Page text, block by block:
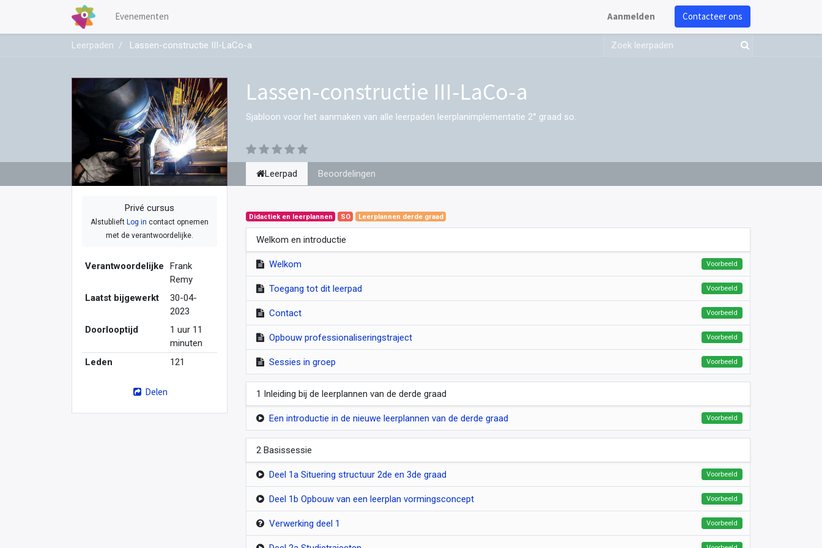
Evenementen Aanmelden Contacteer ons
Leerpaden Lassen-constructie III-LaCo-a
Lassen-constructie III-LaCo-a
Sjabloon voor het aanmaken van alle leerpaden leerplanimplementatie 2° graad so.
Privé cursus
Alstublieft Log in contact opnemen
met de verantwoordelijke.
Verantwoordelijke
Frank
Remy
Laatst bijgewerkt
30-04-
2023
Doorlooptijd
1 uur 11
minuten
Leden
121
Delen
Leerpad Beoordelingen
Didactiek en leerplannen SO Leerplannen derde graad
Welkom en introductie
Welkom Voorbeeld
Toegang tot dit leerpad Voorbeeld
Contact Voorbeeld
Opbouw professionaliseringstraject Voorbeeld
Sessies in groep Voorbeeld
1 Inleiding bij de leerplannen van de derde graad
Een introductie in de nieuwe leerplannen van de derde graad Voorbeeld
2 Basissessie
Deel 1a Situering structuur 2de en 3de graad Voorbeeld
Deel 1b Opbouw van een leerplan vormingsconcept Voorbeeld
Verwerking deel 1 Voorbeeld